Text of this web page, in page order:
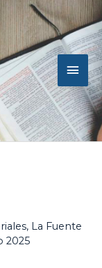
, La Fuente
2025